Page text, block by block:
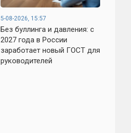
5-08-2026, 15:57
Без буллинга и давления: с
2027 года в России
заработает новый ГОСТ для
руководителей